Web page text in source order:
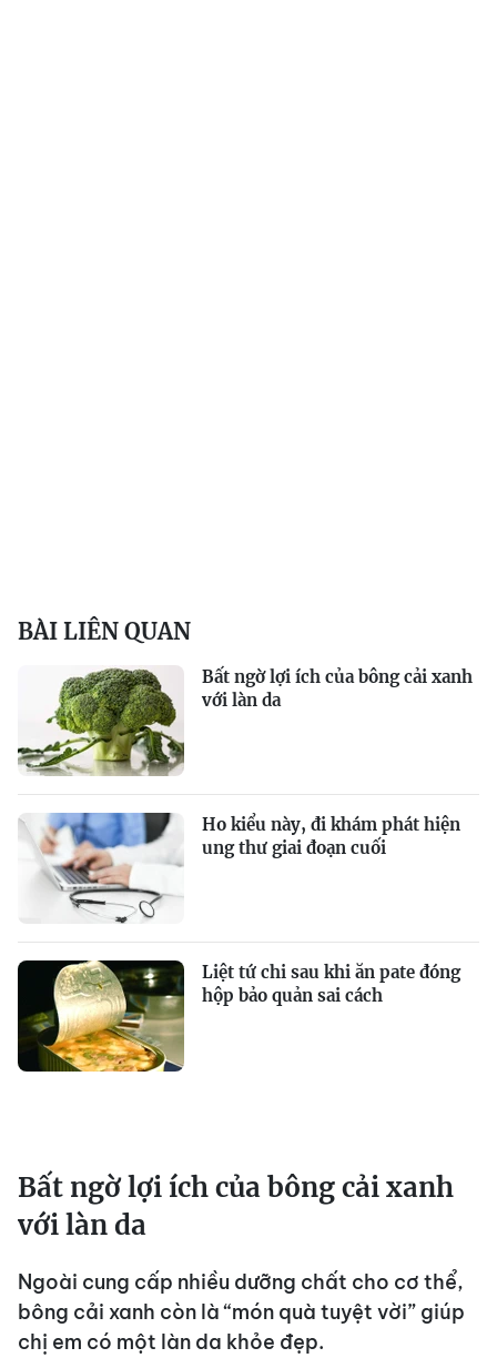
BÀI LIÊN QUAN
Bất ngờ lợi ích của bông cải xanh
với làn da
Ho kiểu này, đi khám phát hiện
ung thư giai đoạn cuối
Liệt tứ chi sau khi ăn pate đóng
hộp bảo quản sai cách
Bất ngờ lợi ích của bông cải xanh
với làn da
Ngoài cung cấp nhiều dưỡng chất cho cơ thể,
bông cải xanh còn là “món quà tuyệt vời” giúp
chị em có một làn da khỏe đẹp.